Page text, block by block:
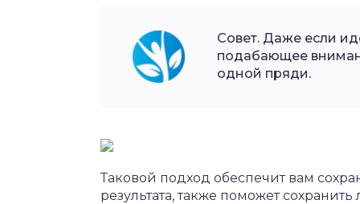
Совет. Даже если
подабающее
одной пряди.
Таковой подход обеспечит вам
результата, также поможет